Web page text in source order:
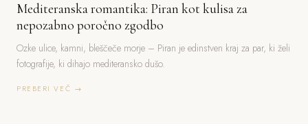
Mediteranska romantika: Piran kot kulisa za
nepozabno poročno zgodbo
Ozke ulice, kamni, bleščeče morje – Piran je edinstven kraj za par, ki želi
fotografije, ki dihajo mediteransko dušo.
PREBERI VEČ →